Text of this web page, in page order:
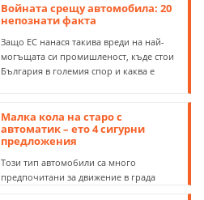
Войната срещу автомобила: 20
непознати факта
Защо ЕС нанася такива вреди на най-
могъщата си промишленост, къде стои
България в големия спор и каква е
Малка кола на старо с
автоматик – ето 4 сигурни
предложения
Този тип автомобили са много
предпочитани за движение в града